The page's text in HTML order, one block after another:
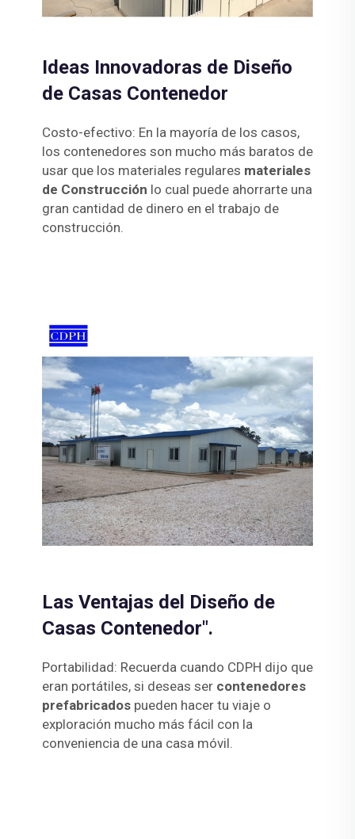
Ideas Innovadoras de Diseño
de Casas Contenedor
Costo-efectivo: En la mayoría de los casos,
los contenedores son mucho más baratos de
usar que los materiales regulares materiales
de Construcción lo cual puede ahorrarte una
gran cantidad de dinero en el trabajo de
construcción.
Las Ventajas del Diseño de
Casas Contenedor".
Portabilidad: Recuerda cuando CDPH dijo que
eran portátiles, si deseas ser contenedores
prefabricados pueden hacer tu viaje o
exploración mucho más fácil con la
conveniencia de una casa móvil.